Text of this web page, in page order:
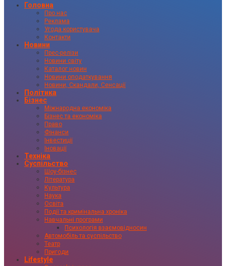
Головна
Про нас
Реклама
Угода користувача
Контакти
Новини
Прес-релізи
Новини світу
Каталог новин
Новини оподаткування
Новини, Скандали, Сенсації
Політика
Бізнес
Міжнародна економіка
Бізнес та економіка
Право
Фінанси
Інвестиції
Іновації
Техніка
Суспільство
Шоу-бізнес
Література
Культура
Наука
Освіта
Події та кримінальна хроніка
Навчальні програми
Психологія взаємовідносин
Автомобіль та суспільство
Театр
Пригоди
Lifestyle